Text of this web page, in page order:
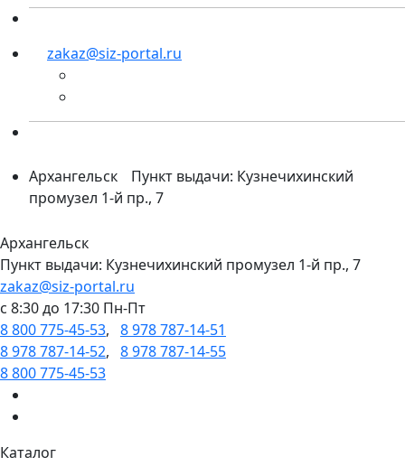
zakaz@siz-portal.ru
Архангельск
Пункт выдачи: Кузнечихинский
промузел 1-й пр., 7
Архангельск
Пункт выдачи: Кузнечихинский промузел 1-й пр., 7
zakaz@siz-portal.ru
c 8:30 до 17:30 Пн-Пт
8 800 775-45-53, 8 978 787-14-51
8 978 787-14-52, 8 978 787-14-55
8 800 775-45-53
Каталог